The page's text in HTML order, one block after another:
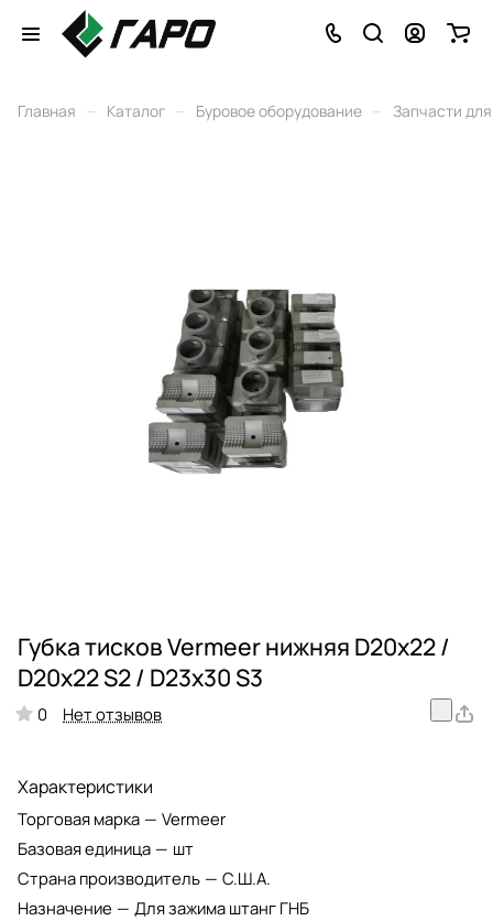
Главная – Каталог – Буровое оборудование – Запчасти
Губка тисков Vermeer нижняя D20х22 /
D20х22 S2 / D23х30 S3
0 Нет отзывов
Характеристики
Торговая марка — Vermeer
Базовая единица — шт
Страна производитель — С.Ш.А.
Назначение — Для зажима штанг ГНБ